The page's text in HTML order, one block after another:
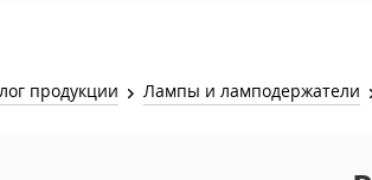
продукции Лампы и ламподержатели